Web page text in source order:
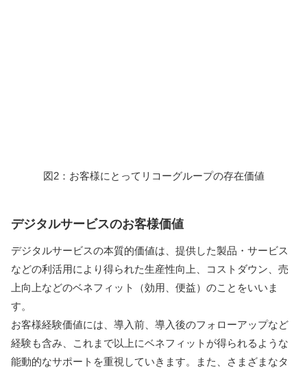
図2：お客様にとってリコーグループの存在価値
デジタルサービスのお客様価値
デジタルサービスの本質的価値は、提供した製品・サービス
などの利活用により得られた生産性向上、コストダウン、売
上向上などのベネフィット（効用、便益）のことをいいま
す。
お客様経験価値には、導入前、導入後のフォローアップなど
経験も含み、これまで以上にベネフィットが得られるような
能動的なサポートを重視していきます。また、さまざまなタ